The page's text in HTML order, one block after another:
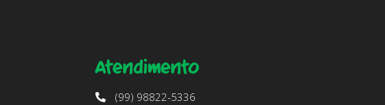
Atendimento
(99) 98822-5336